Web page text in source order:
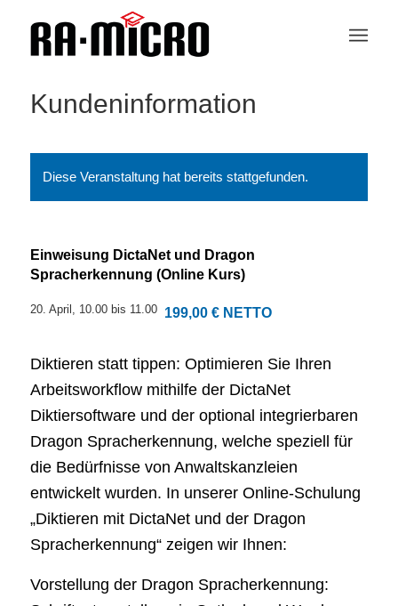
Kundeninformation
Diese Veranstaltung hat bereits stattgefunden.
Einweisung DictaNet und Dragon
Spracherkennung (Online Kurs)
20. April, 10.00bis 11.00 199,00 € NETTO
Diktieren statt tippen: Optimieren Sie Ihren
Arbeitsworkflow mithilfe der DictaNet
Diktiersoftware und der optional integrierbaren
Dragon Spracherkennung, welche speziell für
die Bedürfnisse von Anwaltskanzleien
entwickelt wurden. In unserer Online-Schulung
„Diktieren mit DictaNet und der Dragon
Spracherkennung“ zeigen wir Ihnen:
Vorstellung der Dragon Spracherkennung: